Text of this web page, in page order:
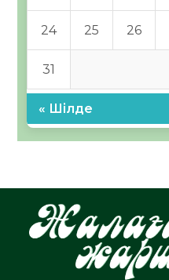
24 25 26
31
« Шілде